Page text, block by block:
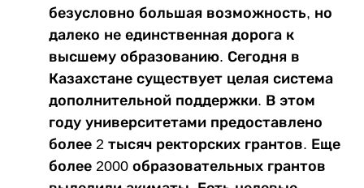
безусловно большая возможность, но
далеко не единственная дорога к
высшему образованию. Сегодня в
Казахстане существует целая система
дополнительной поддержки. В этом
году университетами предоставлено
более 2 тысяч ректорских грантов. Еще
более 2000 образовательных грантов